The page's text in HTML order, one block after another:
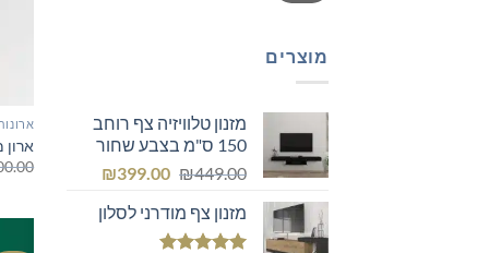
מוצרים
מזנון טלוויזיה צף רוחב
150 ס"מ בצבע שחור
₪449.00
המחיר
היה:
₪449.00.
₪399.00
המחיר
הוא:מזנון צף מודרני לסלון